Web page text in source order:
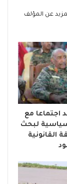
عن المؤلف
اجتماعا مع
لبحث
القانونية